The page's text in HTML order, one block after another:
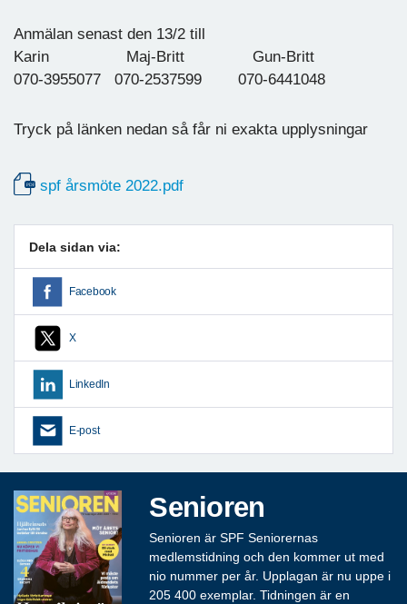
Anmälan senast den 13/2 till
Karin Maj-Britt Gun-Britt
070-3955077 070-2537599 070-6441048
Tryck på länken nedan så får ni exakta upplysningar
spf årsmöte 2022.pdf
Dela sidan via:
Facebook
X
LinkedIn
E-post
Senioren
Senioren är SPF Seniorernas
medlemstidning och den kommer ut med
nio nummer per år. Upplagan är nu uppe i
205 400 exemplar. Tidningen är en